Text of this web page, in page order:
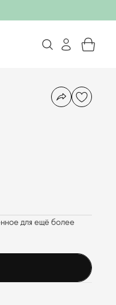
для ещё более